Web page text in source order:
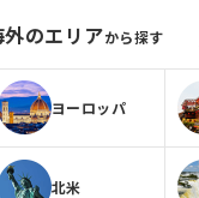
外のエリアから探す
ヨーロッパ
北米